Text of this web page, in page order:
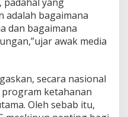
adalah bagaimana
dan bagaimana
awak media
secara nasional
ketahanan
Oleh sebab itu,